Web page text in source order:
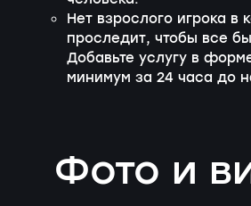
Нет взрослого игрока
проследит, чтобы все
Добавьте услугу в
минимум за 24 часа до
Фото и